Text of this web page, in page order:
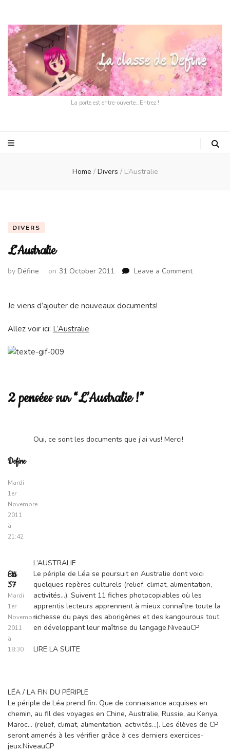
La porte est entre-ouverte…Entrez !
Home / Divers / L’Australie
DIVERS
L’Australie
by Défine on 31 October 2011 Leave a Commenton
Je viens d’ajouter de nouveaux documents!
Allez voir ici: L’Australie
2 pensées sur “L’Australie !”
Define
Mardi
1er
Novembre
2011
à
21:42
Oui, ce sont les documents que j’ai vus! Merci!
Etti
57
Mardi
1er
Novembre
2011
à
18:30
L’AUSTRALIE
Le périple de Léa se poursuit en Australie dont voici
quelques repères culturels (relief, climat, alimentation,
activités…). Suivent 11 fiches photocopiables où les
apprentis lecteurs apprennent à mieux connaître toute la
richesse du pays des aborigènes et des kangourous tout
en développant leur maîtrise du langage.NiveauCP
LIRE LA SUITE
LÉA / LA FIN DU PÉRIPLE
Le périple de Léa prend fin. Que de connaisance acquises en
chemin, au fil des voyages en Chine, Australie, Russie, au Kenya,
Maroc… (relief, climat, alimentation, activités…). Les élèves de CP
seront amenés à les vérifier grâce à ces derniers exercices-
jeux.NiveauCP